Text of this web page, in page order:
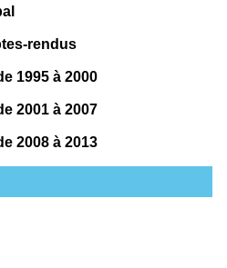
rendus
1995 à 2000
2001 à 2007
2008 à 2013